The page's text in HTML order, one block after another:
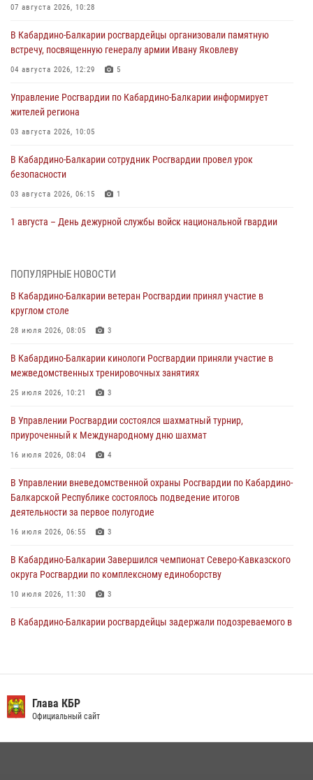
07 августа 2026, 10:28
В Кабардино-Балкарии росгвардейцы организовали памятную
встречу, посвященную генералу армии Ивану Яковлеву
04 августа 2026, 12:29 5
Управление Росгвардии по Кабардино-Балкарии информирует
жителей региона
03 августа 2026, 10:05
В Кабардино‑Балкарии сотрудник Росгвардии провел урок
безопасности
03 августа 2026, 06:15 1
1 августа – День дежурной службы войск национальной гвардии
мировой войне 1914-1918 годов
01 августа 2026, 07:30
поздравил специалистов подразделений тыла с профессиональным
праздником
01 августа 2026, 00:10
Росгвардия обеспечивает безопасность граждан на южном
направлении
31 июля 2026, 09:22
Состоялась рабочая встреча директора Росгвардии Героя России
генерала армии Виктора Золотова с заместителем полномочного
представителя Президента Российской Федерации в Северо-
Кавказском федеральном округе Виталием Кузнецовым
ПОПУЛЯРНЫЕ НОВОСТИ
В Кабардино-Балкарии ветеран Росгвардии принял участие в
круглом столе
28 июля 2026, 08:05 3
В Кабардино-Балкарии кинологи Росгвардии приняли участие в
межведомственных тренировочных занятиях
25 июля 2026, 10:21 3
В Управлении Росгвардии состоялся шахматный турнир,
приуроченный к Международному дню шахмат
16 июля 2026, 08:04 4
В Управлении вневедомственной охраны Росгвардии по Кабардино-
Балкарской Республике состоялось подведение итогов
деятельности за первое полугодие
16 июля 2026, 06:55 3
В Кабардино-Балкарии Завершился чемпионат Северо-Кавказского
округа Росгвардии по комплексному единоборству
10 июля 2026, 11:30 3
В Кабардино-Балкарии росгвардейцы задержали подозреваемого в
округе Росгвардии
09 июля 2026, 08:36
​ ОФИЦЕР РОСГВАРДИИ ВЫСТУПИЛ В ЭФИРЕ ВЕДОМСТВЕННОЙ
Глава КБР
Официальный сайт